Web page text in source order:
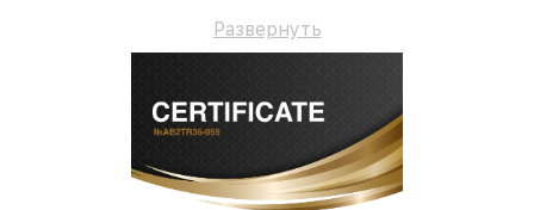
Развернуть